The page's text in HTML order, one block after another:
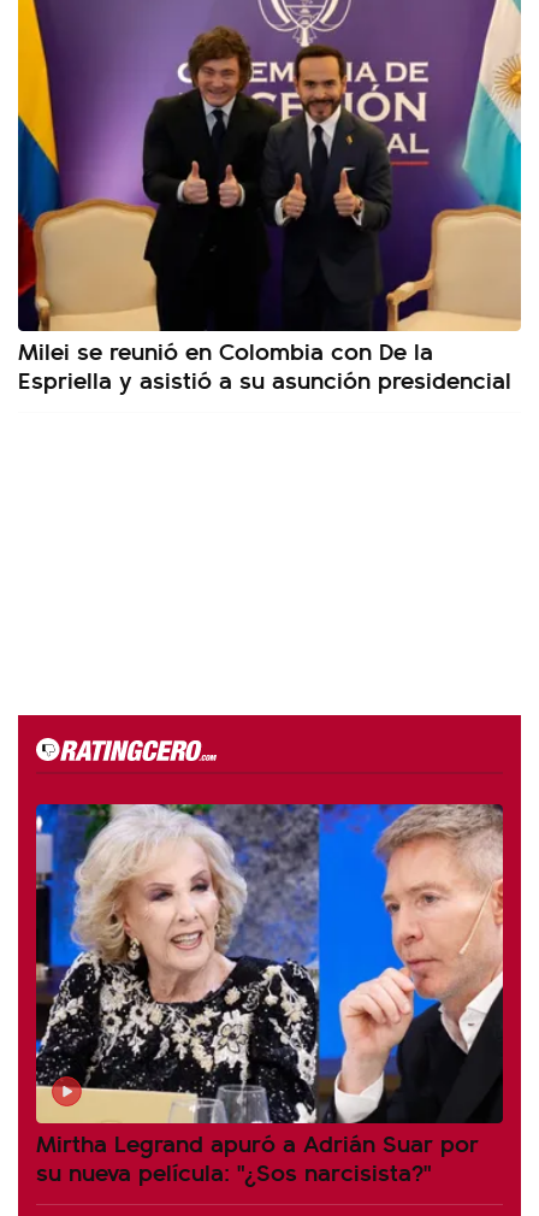
Milei se reunió en Colombia con De la
Espriella y asistió a su asunción presidencial
Mirtha Legrand apuró a Adrián Suar por
su nueva película: "¿Sos narcisista?"